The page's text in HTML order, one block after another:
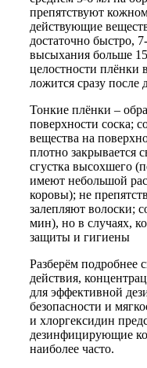
препятствуют
действующие
достаточно быстро,
высыхания больше
целостности плёнки
ложится сразу после
Тонкие плёнки –
поверхности соска;
вещества на
плотно закрывается
сгустка высохшего
имеют небольшой
коровы); не
залепляют волоски;
мин), но в случаях,
защиты и гигиены
Разберём подробнее
действия,
для эффективной
безопасности и
и хлоргексидин
дезинфицирующие
наиболее часто.